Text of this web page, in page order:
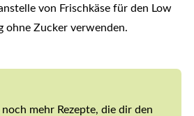
von Frischkäse für den Low
ohne Zucker verwenden.
mehr Rezepte, die dir den